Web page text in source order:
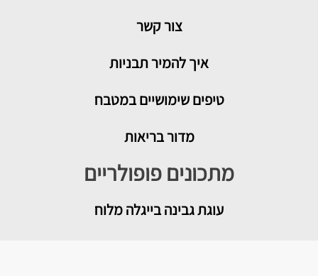
צור קשר
איך להמיר תבניות
טיפים שימושיים במטבח
מדור בריאות
מתכונים פופולריים
עוגת גבינה בייגלה מלוח